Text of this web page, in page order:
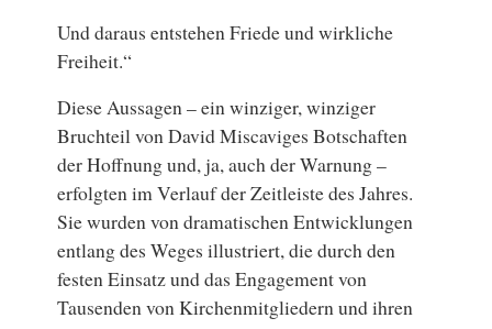
Und daraus entstehen Friede und wirkliche
Freiheit.“
Diese Aussagen – ein winziger, winziger
Bruchteil von David Miscaviges Botschaften
der Hoffnung und, ja, auch der Warnung –
erfolgten im Verlauf der Zeitleiste des Jahres.
Sie wurden von dramatischen Entwicklungen
entlang des Weges illustriert, die durch den
festen Einsatz und das Engagement von
Tausenden von Kirchenmitgliedern und ihren